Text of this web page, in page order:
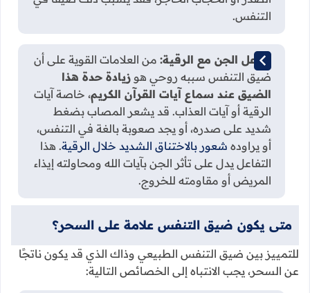
التنفس.
تفاعل الجن مع الرقية: من العلامات القوية على أن
ضيق التنفس سببه روحي هو زيادة حدة هذا
الضيق عند سماع آيات القرآن الكريم، خاصة آيات
الرقية أو آيات العذاب. قد يشعر المصاب بضغط
شديد على صدره، أو يجد صعوبة بالغة في التنفس،
أو يراوده شعور بالاختناق الشديد خلال الرقية. هذا
التفاعل يدل على تأثر الجن بآيات الله ومحاولته إيذاء
المريض أو مقاومته للخروج.
متى يكون ضيق التنفس علامة على السحر؟
للتمييز بين ضيق التنفس الطبيعي وذاك الذي قد يكون ناتجًا
عن السحر، يجب الانتباه إلى الخصائص التالية: